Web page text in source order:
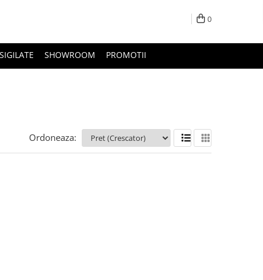
0
SHOWROOM PROMOTII
Ordoneaza: